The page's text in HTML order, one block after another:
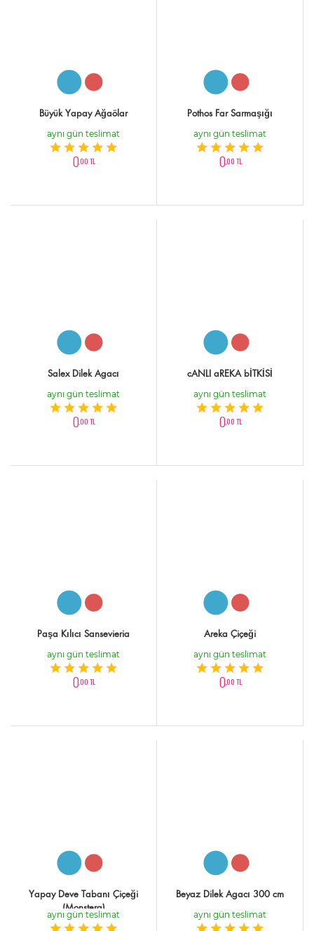
Büyük Yapay Ağaölar
aynı gün teslimat
0,00 TL
Pothos Far Sarmaşığı
aynı gün teslimat
0,00 TL
Salex Dilek Agacı
aynı gün teslimat
0,00 TL
cANLI aREKA bİTKİSİ
aynı gün teslimat
0,00 TL
Paşa Kılıcı Sansevieria
aynı gün teslimat
0,00 TL
Areka Çiçeği
aynı gün teslimat
0,00 TL
Yapay Deve Tabanı Çiçeği
(Monstera)
aynı gün teslimat
Beyaz Dilek Agacı 300 cm
aynı gün teslimat